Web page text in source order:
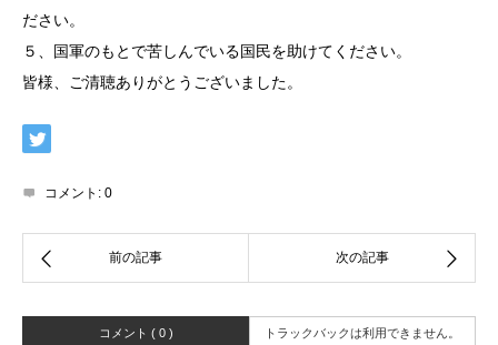
ださい。
５、国軍のもとで苦しんでいる国民を助けてください。
皆様、ご清聴ありがとうございました。
コメント: 0
コメント ( 0 ) トラックバックは利用できません。